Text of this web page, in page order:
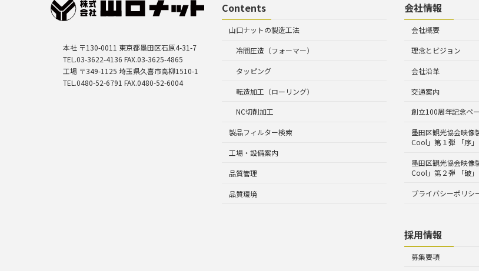
本社 〒130-0011 東京都墨田区石原4-31-7
TEL.03-3622-4136 FAX.03-3625-4865
工場 〒349-1125 埼玉県久喜市高柳1510-1
TEL.0480-52-6791 FAX.0480-52-6004
Contents
山口ナットの製造工法
冷間圧造（フォーマー）
タッピング
転造加工（ローリング）
NC切削加工
製品フィルター検索
工場・設備案内
品質管理
品質環境
会社情報
会社概要
理念とビジョン
会社沿革
交通案内
創立100周年記念ペ
墨田区観光協会映
Cool」第１弾 「序」
墨田区観光協会映
Cool」第２弾 「破」
プライバシーポリシ
採用情報
募集要項